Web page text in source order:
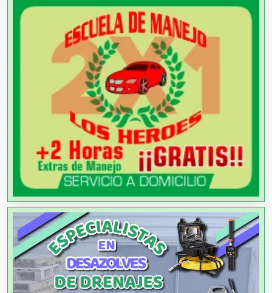
Agencias de Cobranza
Agencias de Colocación
Agencias de Modelos
Agencias de Publicidad
Agencias de Viajes
Agricultores
Agricultura y Ganadería
Agua Purificada